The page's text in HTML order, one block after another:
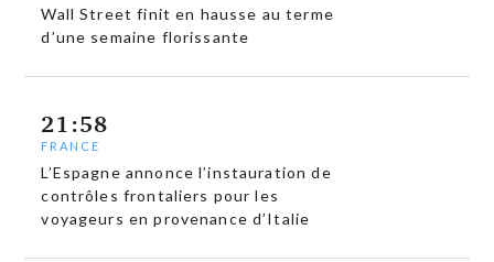
Wall Street finit en hausse au terme
d’une semaine florissante
21:58
FRANCE
L’Espagne annonce l’instauration de
contrôles frontaliers pour les
voyageurs en provenance d’Italie